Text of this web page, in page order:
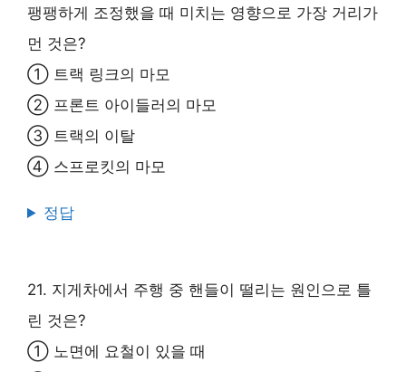
팽팽하게 조정했을 때 미치는 영향으로 가장 거리가
먼 것은?
① 트랙 링크의 마모
② 프론트 아이들러의 마모
③ 트랙의 이탈
④ 스프로킷의 마모
정답
21. 지게차에서 주행 중 핸들이 떨리는 원인으로 틀
린 것은?
① 노면에 요철이 있을 때